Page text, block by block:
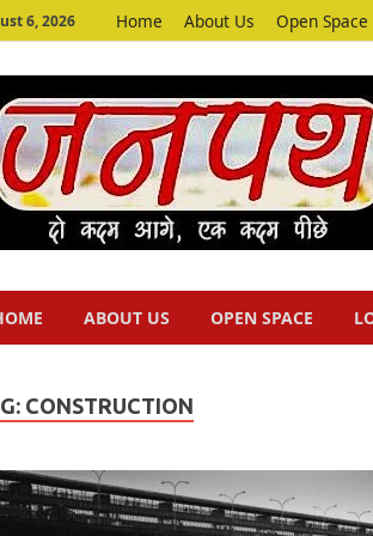
6, 2026 Home About Us Open Space
ABOUT US OPEN SPACE
CONSTRUCTION